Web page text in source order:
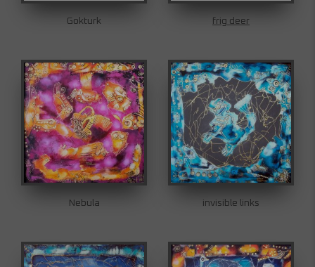
Gokturk frig deer
Nebula invisible links